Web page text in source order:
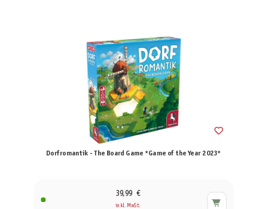
Dorfromantik - The Board Game *Game of the Year 2023*
39,99 €
inkl. MwSt.